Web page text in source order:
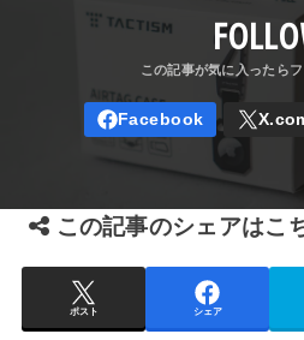
この記事のシェアはこ
ポスト シェア